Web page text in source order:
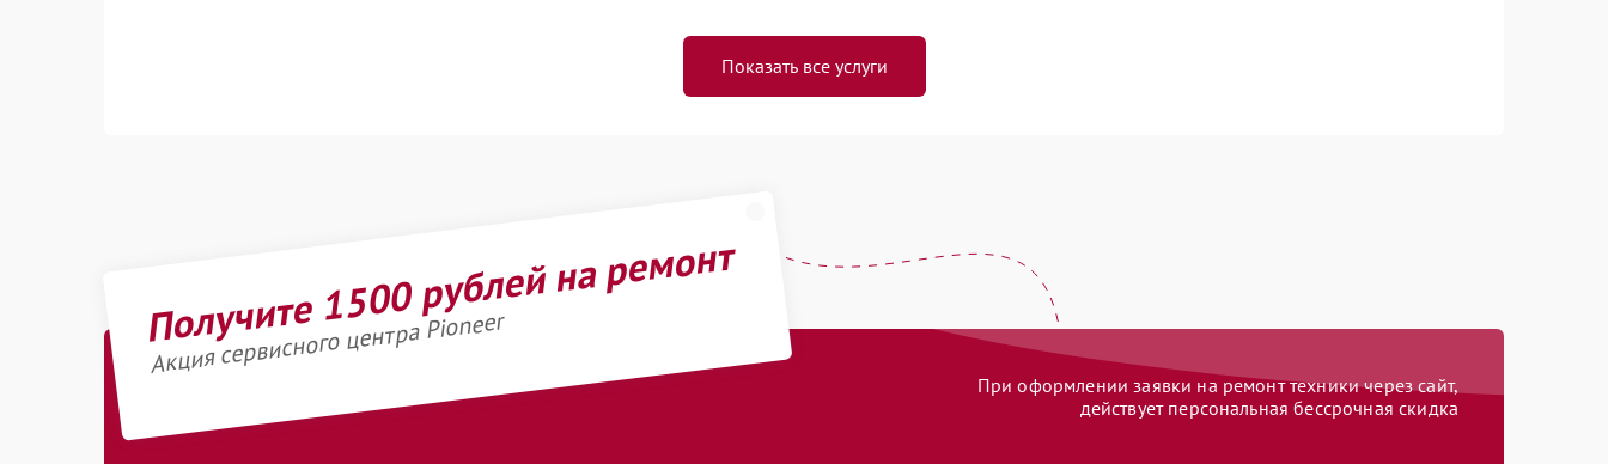
Показать все услуги
Получите 1500 рублей на ремонт
Акция сервисного центра Pioneer
При оформлении заявки на ремонт техники через сайт,
действует персональная бессрочная скидка